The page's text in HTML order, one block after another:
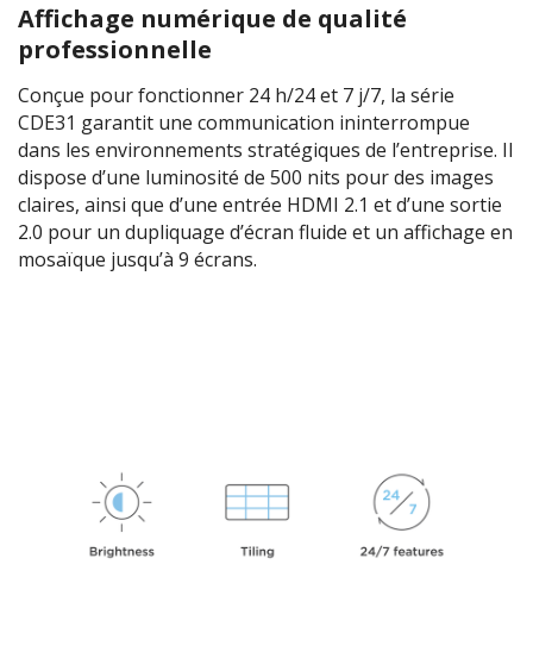
Affichage numérique de qualité
professionnelle
Conçue pour fonctionner 24 h/24 et 7 j/7, la série
CDE31 garantit une communication ininterrompue
dans les environnements stratégiques de l’entreprise. Il
dispose d’une luminosité de 500 nits pour des images
claires, ainsi que d’une entrée HDMI 2.1 et d’une sortie
2.0 pour un dupliquage d’écran fluide et un affichage en
mosaïque jusqu’à 9 écrans.